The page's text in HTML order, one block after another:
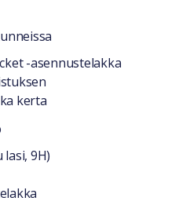
-asennustelakka
kerta
9H)